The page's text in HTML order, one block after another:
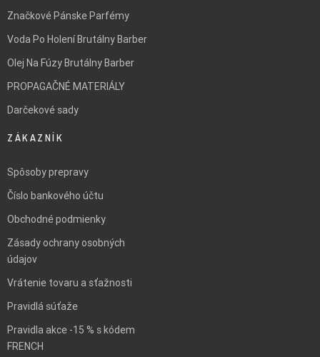
Značkové Pánske Parfémy
Voda Po Holení Brutálny Barber
Olej Na Fúzy Brutálny Barber
PROPAGAČNÉ MATERIÁLY
Darčekové sady
ZÁKAZNÍK
Spôsoby prepravy
Číslo bankového účtu
Obchodné podmienky
Zásady ochrany osobných
údajov
Vrátenie tovaru a sťažnosti
Pravidlá súťaže
Pravidla akce -15 % s kódem
FRENCH